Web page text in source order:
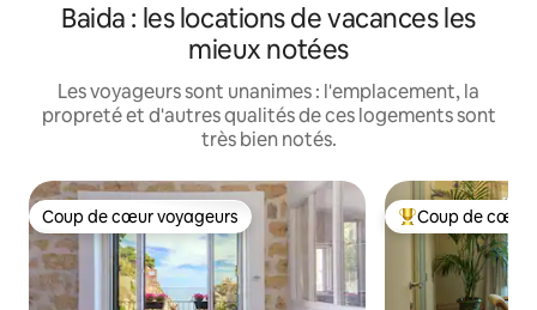
Baida : les locations de vacances les
mieux notées
Les voyageurs sont unanimes : l'emplacement, la
propreté et d'autres qualités de ces logements sont
très bien notés.
Coup de cœur voyageurs
Coup de cœur voyageurs Coup de cœur
Coup de cœur